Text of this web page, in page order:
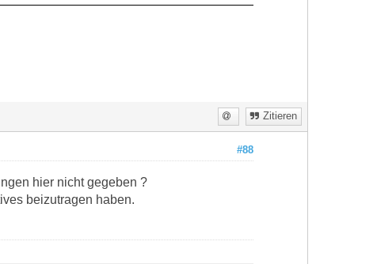
Zitieren
#88
hier nicht gegeben ?
beizutragen haben.